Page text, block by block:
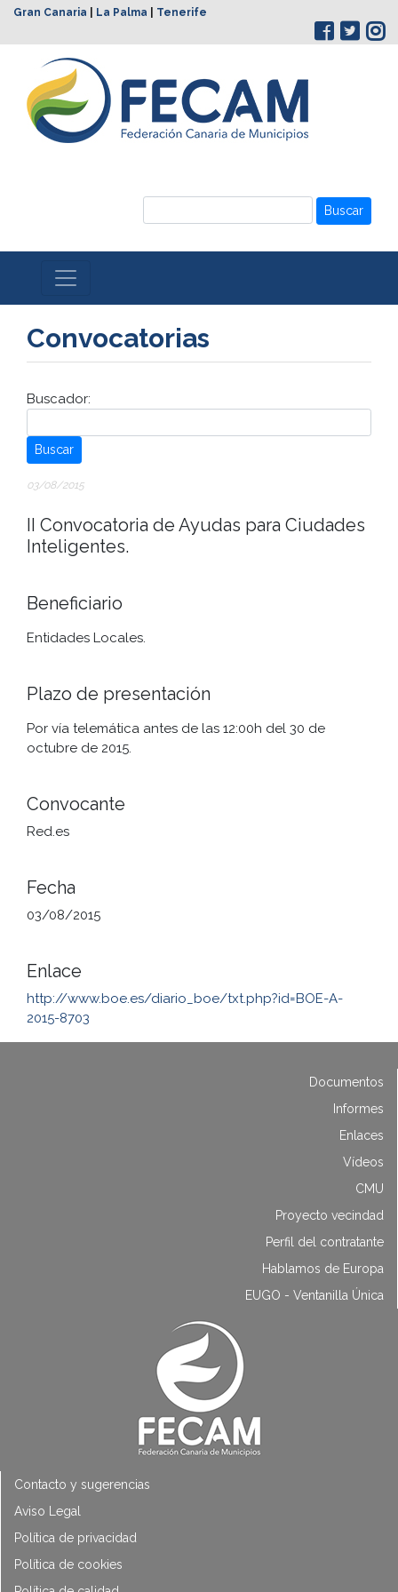
Gran Canaria La Palma Tenerife
Buscar
Convocatorias
Buscador:
Buscar
03/08/2015
II Convocatoria de Ayudas para Ciudades
Inteligentes.
Beneficiario
Entidades Locales.
Plazo de presentación
Por vía telemática antes de las 12:00h del 30 de
octubre de 2015.
Convocante
Red.es
Fecha
03/08/2015
Enlace
http://www.boe.es/diario_boe/txt.php?id=BOE-A-
2015-8703
Documentos
Informes
Enlaces
Vídeos
CMU
Proyecto vecindad
Perfil del contratante
Hablamos de Europa
EUGO - Ventanilla Única
Contacto y sugerencias
Aviso Legal
Política de privacidad
Política de cookies